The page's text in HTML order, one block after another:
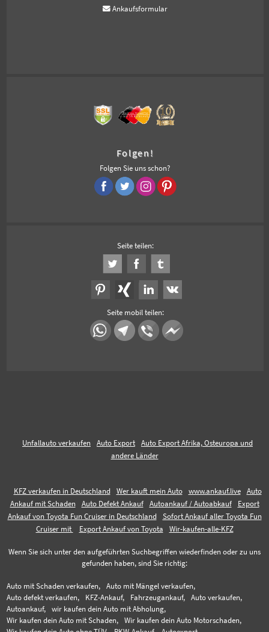
Ankaufsformular
Folgen!
Folgen Sie uns schon?
Seite teilen:
Seite mobil teilen:
Unfallauto verkaufen Auto Export
Auto Export Afrika, Osteuropa und
andere Länder
KFZ verkaufen in Deutschland Wer kauft mein Auto www.ankauf.live
Auto
Ankauf mit Schaden
Auto Defekt Ankauf Autoankauf / Autoabkauf
Export
Ankauf von Toyota Fun Cruiser in Deutschland
Sofort Ankauf aller Toyota Fun
Cruiser mit
Export Ankauf von Toyota Wir-kaufen-alle-KFZ
Wenn Sie sich unter den aufgeführten Suchbegriffen wiederfinden oder zu uns
gefunden haben, sind Sie richtig:
Auto mit Schaden verkaufen,
Auto mit Mängel verkaufen,
Auto defekt verkaufen,
KFZ-Ankauf, Fahrzeugankauf,
Auto verkaufen,
Autoankauf,
wir kaufen dein Auto mit Abholung,
Wir kaufen dein Auto mit Schaden,
Wir kaufen dein Auto Motorschaden,